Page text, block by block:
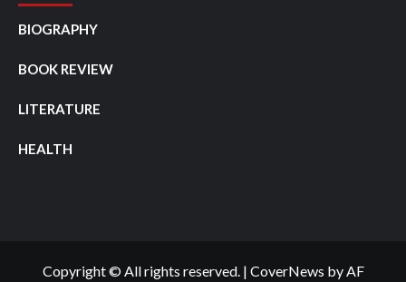
BIOGRAPHY
BOOK REVIEW
LITERATURE
HEALTH
Copyright © All rights reserved. | CoverNews by AF